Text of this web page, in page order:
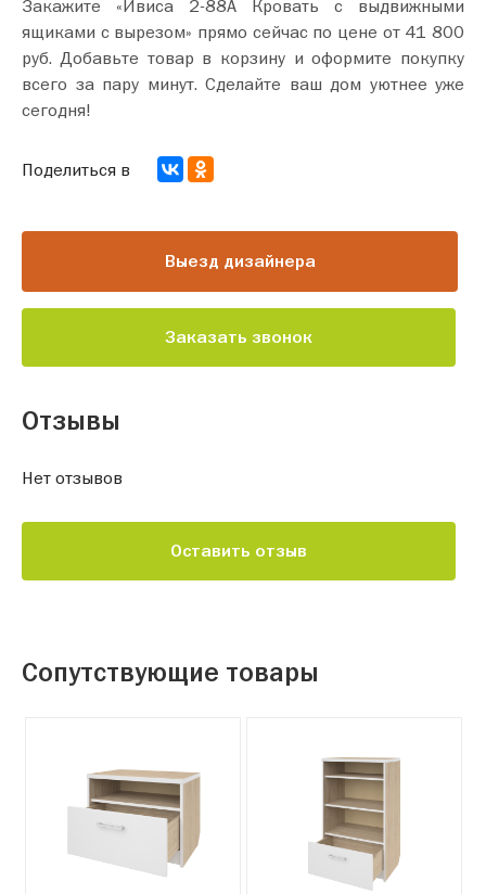
Закажите «Ивиса 2-88А Кровать с выдвижными
ящиками с вырезом» прямо сейчас по цене от 41 800
руб. Добавьте товар в корзину и оформите покупку
всего за пару минут. Сделайте ваш дом уютнее уже
сегодня!
Выезд дизайнера
Заказать звонок
Поделиться в
Отзывы
Нет отзывов
Оставить отзыв
Сопутствующие товары